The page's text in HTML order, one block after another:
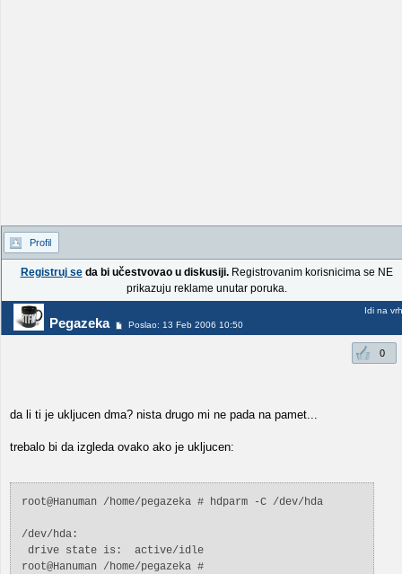
Profil
Registruj seda bi učestvovao u diskusiji.Registrovanim korisnicima se NE
prikazuju reklame unutar poruka.
Pegazeka Poslao: 13 Feb 2006 10:50
Idi na vrh
0
da li ti je ukljucen dma? nista drugo mi ne pada na pamet...
trebalo bi da izgleda ovako ako je ukljucen:
root@Hanuman /home/pegazeka # hdparm -C /dev/hda
/dev/hda:
drive state is: active/idle
root@Hanuman /home/pegazeka #